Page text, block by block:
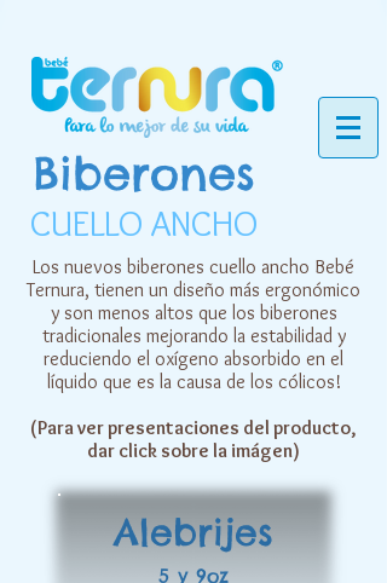
Biberones
CUELLO ANCHO
Los nuevos biberones cuello ancho Bebé
Ternura, tienen un diseño más ergonómico
y son menos altos que los biberones
tradicionales mejorando la estabilidad y
reduciendo el oxígeno absorbido en el
líquido que es la causa de los cólicos!​
(Para ver presentaciones del producto,
dar click sobre la imágen)
Alebrijes
5 y 9oz